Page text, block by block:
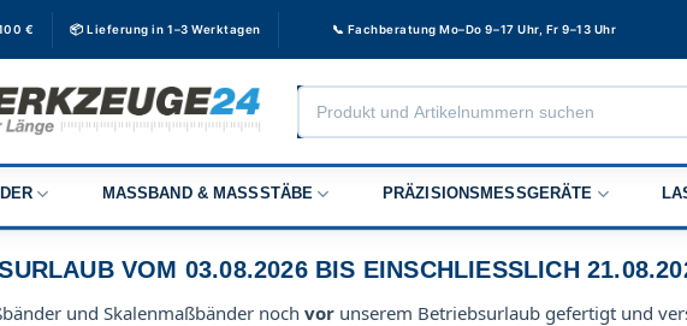
€ 📦 Lieferung in 1–3 Werktagen 📞 Fachberatung Mo–Do 9–17 Uhr, Fr 9–13 Uhr
Products
search
MASSBAND & MASSSTÄBE PRÄZISIONSMESSGERÄTE
VOM 03.08.2026 BIS EINSCHLIESSLICH
und Skalenmaßbänder noch vor unserem Betriebsurlaub gefertigt und